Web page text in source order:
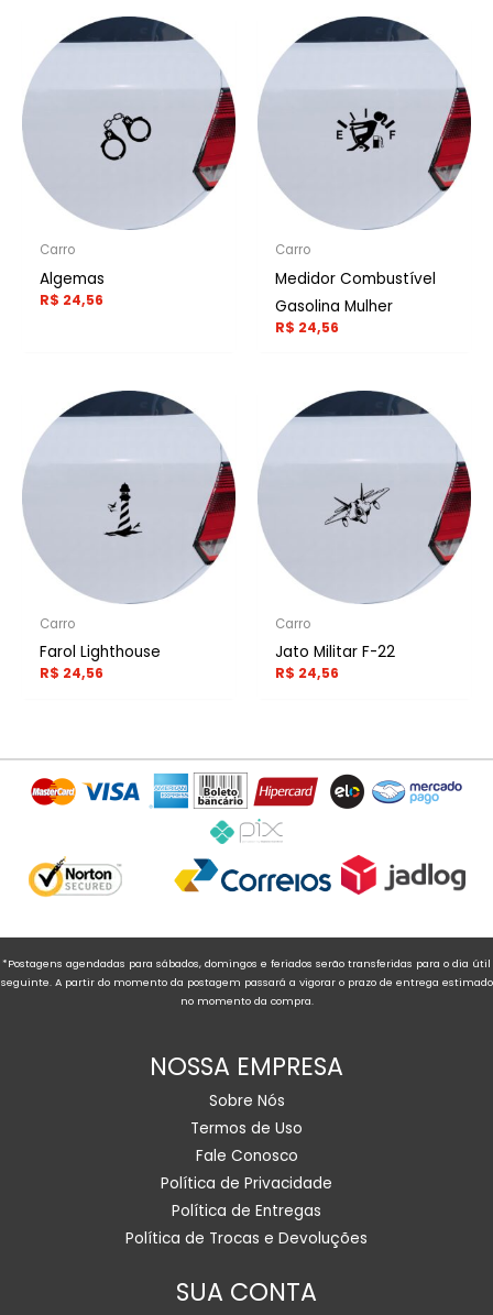
Carro
Algemas
R$ 24,56
Carro
Medidor Combustível
Gasolina Mulher
R$ 24,56
Carro
Farol Lighthouse
R$ 24,56
Carro
Jato Militar F-22
R$ 24,56
*Postagens agendadas para sábados, domingos e feriados serão transferidas para o dia útil
seguinte. A partir do momento da postagem passará a vigorar o prazo de entrega estimado
no momento da compra.
NOSSA EMPRESA
Sobre Nós
Termos de Uso
Fale Conosco
Política de Privacidade
Política de Entregas
Política de Trocas e Devoluções
SUA CONTA